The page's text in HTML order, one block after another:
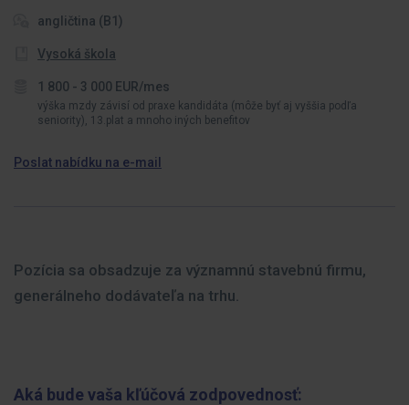
angličtina (B1)
Vysoká škola
1 800 - 3 000 EUR/mes
výška mzdy závisí od praxe kandidáta (môže byť aj vyššia podľa
seniority), 13.plat a mnoho iných benefitov
Poslat nabídku na e-mail
Pozícia sa obsadzuje za významnú stavebnú firmu,
generálneho dodávateľa na trhu.
Aká bude vaša kľúčová zodpovednosť: